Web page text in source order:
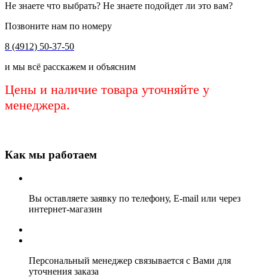
Не знаете что выбрать? Не знаете подойдет ли это вам?
Позвоните нам по номеру
8 (4912) 50-37-50
и мы всё расскажем и объясним
Цены и наличие товара уточняйте у
менеджера.
Как мы работаем
Вы оставляете заявку по телефону, E-mail или через
интернет-магазин
Персональный менеджер связывается с Вами для
уточнения заказа